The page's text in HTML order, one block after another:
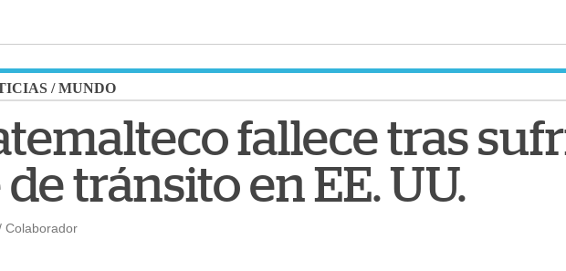
/MUNDO
fallece tras
tránsito en EE. UU.
Colaborador